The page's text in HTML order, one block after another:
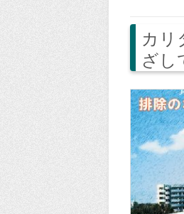
カリ
ざし